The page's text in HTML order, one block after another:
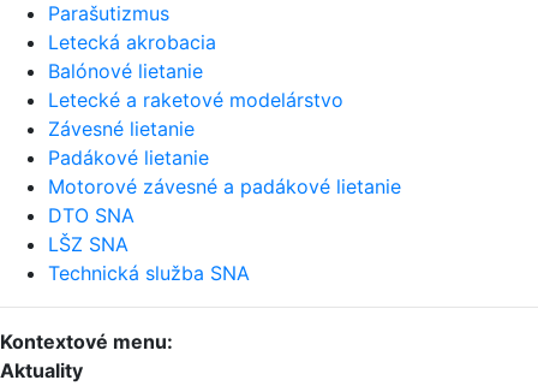
Parašutizmus
Letecká akrobacia
Balónové lietanie
Letecké a raketové modelárstvo
Závesné lietanie
Padákové lietanie
Motorové závesné a padákové lietanie
DTO SNA
LŠZ SNA
Technická služba SNA
Kontextové menu:
Aktuality